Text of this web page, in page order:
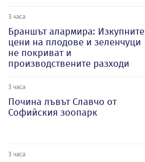
3 часа
Браншът алармира: Изкупните
цени на плодове и зеленчуци
не покриват и
производствените разходи
3 часа
Почина лъвът Славчо от
Софийския зоопарк
3 часа